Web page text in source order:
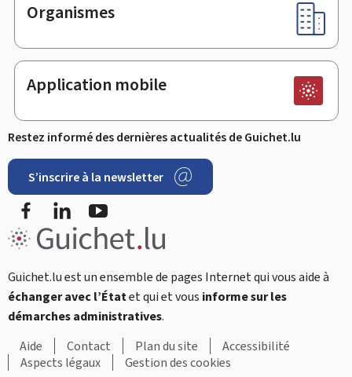
Organismes
Application mobile
Restez informé des dernières actualités de Guichet.lu
S’inscrire à la newsletter
FacebookLinkedIn
Guichet.lu est un ensemble de pages Internet qui vous aide à
échanger avec l’Étatet qui et vous informe sur les
démarches administratives.
Aide
Contact Plan du site
Accessibilité
Aspects légaux
Gestion des cookies